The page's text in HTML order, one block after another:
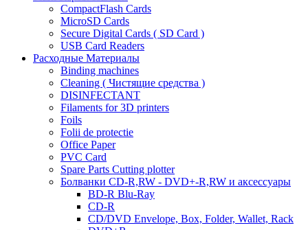
CompactFlash Cards
MicroSD Cards
Secure Digital Cards ( SD Card )
USB Card Readers
Расходные Материалы
Binding machines
Cleaning ( Чистящие средства )
DISINFECTANT
Filaments for 3D printers
Foils
Folii de protectie
Office Paper
PVC Card
Spare Parts Cutting plotter
Болванки CD-R,RW - DVD+-R,RW и аксессуары
BD-R Blu-Ray
CD-R
CD/DVD Envelope, Box, Folder, Wallet, Rack